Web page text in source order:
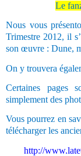
Le
Nous vous
Trimestre 2012, il
son œuvre : Dune,
On y trouvera
Certaines pages
simplement des
Vous pourrez en
télécharger les
http://